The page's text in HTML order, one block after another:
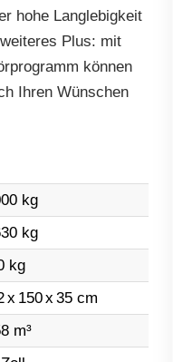
hohe Langlebigkeit
Plus: mit
können
Ihren Wünschen
kg
kg
kg
x150x35 cm
m³